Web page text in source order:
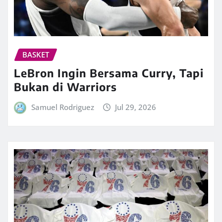
BASKET
LeBron Ingin Bersama Curry, Tapi
Bukan di Warriors
Samuel Rodriguez Jul 29, 2026